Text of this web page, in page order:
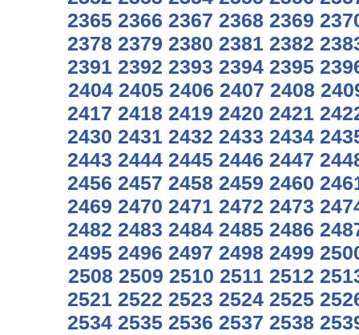
2365 2366 2367 2368 2369
2378 2379 2380 2381 2382
2391 2392 2393 2394 2395
2404 2405 2406 2407 2408
2417 2418 2419 2420 2421
2430 2431 2432 2433 2434
2443 2444 2445 2446 2447
2456 2457 2458 2459 2460
2469 2470 2471 2472 2473
2482 2483 2484 2485 2486
2495 2496 2497 2498 2499
2508 2509 2510 2511 2512
2521 2522 2523 2524 2525
2534 2535 2536 2537 2538